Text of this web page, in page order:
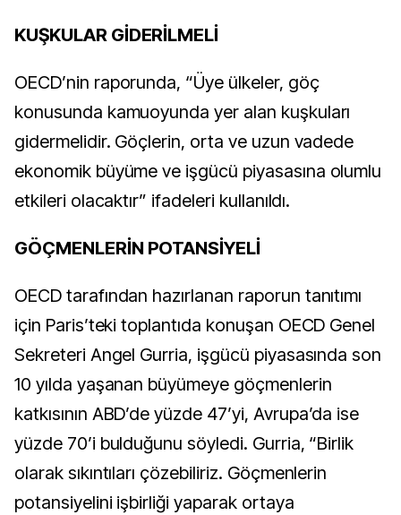
KUŞKULAR GİDERİLMELİ
OECD’nin raporunda, “Üye ülkeler, göç
konusunda kamuoyunda yer alan kuşkuları
gidermelidir. Göçlerin, orta ve uzun vadede
ekonomik büyüme ve işgücü piyasasına olumlu
etkileri olacaktır” ifadeleri kullanıldı.
GÖÇMENLERİN POTANSİYELİ
OECD tarafından hazırlanan raporun tanıtımı
için Paris’teki toplantıda konuşan OECD Genel
Sekreteri Angel Gurria, işgücü piyasasında son
10 yılda yaşanan büyümeye göçmenlerin
katkısının ABD’de yüzde 47’yi, Avrupa’da ise
yüzde 70’i bulduğunu söyledi. Gurria, “Birlik
olarak sıkıntıları çözebiliriz. Göçmenlerin
potansiyelini işbirliği yaparak ortaya